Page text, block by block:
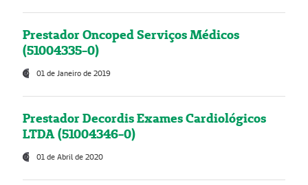
Prestador Oncoped Serviços Médicos
(51004335-0)
01 de Janeiro de 2019
Prestador Decordis Exames Cardiológicos
LTDA (51004346-0)
01 de Abril de 2020